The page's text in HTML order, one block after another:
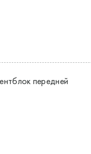
передней